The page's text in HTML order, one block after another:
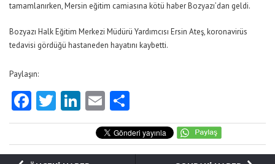
tamamlanırken, Mersin eğitim camiasına kötü haber Bozyazı’dan geldi.
Bozyazı Halk Eğitim Merkezi Müdürü Yardımcısı Ersin Ateş, koronavirüs
tedavisi gördüğü hastaneden hayatını kaybetti.
Paylaşın:
Facebook
Twitter
LinkedIn
Email